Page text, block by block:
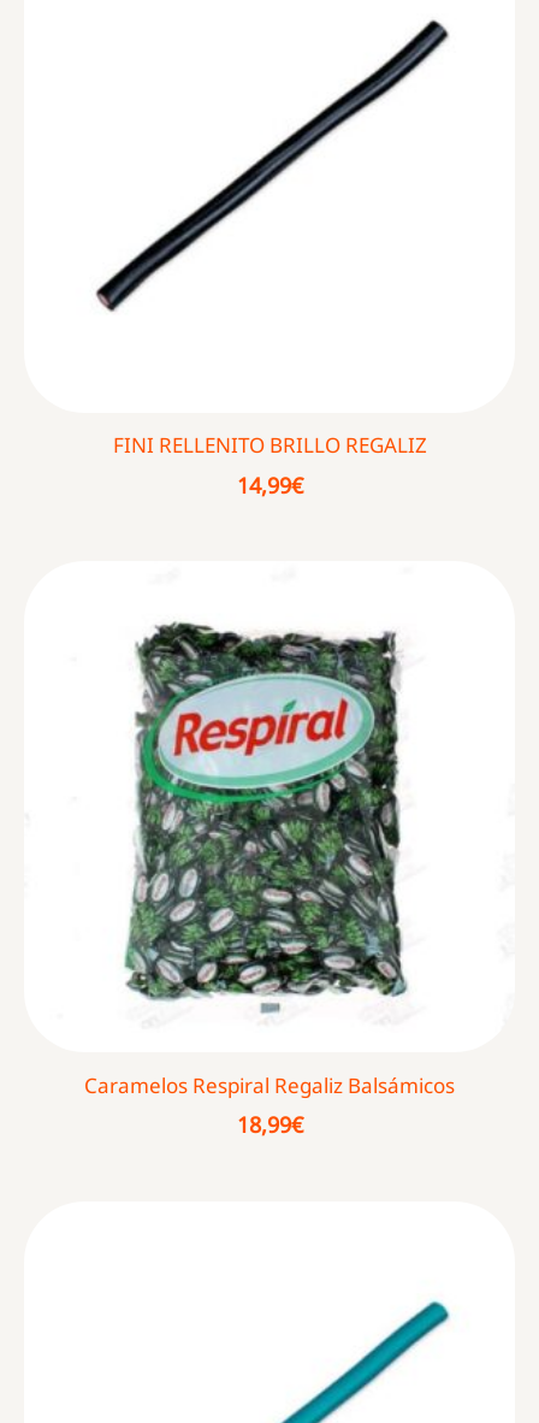
FINI RELLENITO BRILLO REGALIZ
14,99€
Caramelos Respiral Regaliz Balsámicos
18,99€